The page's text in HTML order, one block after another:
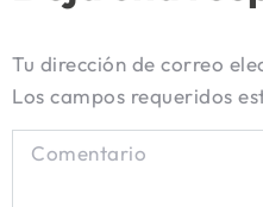
Tu dirección de correo
Los campos requeridos
Comentario